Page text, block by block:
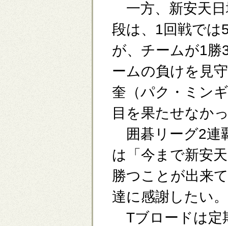
一方、新安天日
段は、1回戦では
が、チームが1勝
ームの負けを見
奎（パク・ミン
目を果たせなか
囲碁リーグ2連
は「今まで新安
勝つことが出来
達に感謝したい
Tブロードは定